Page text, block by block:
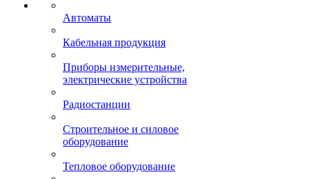
Автоматы
Кабельная продукция
Приборы измерительные,
электрические устройства
Радиостанции
Строительное и силовое
оборудование
Тепловое оборудование